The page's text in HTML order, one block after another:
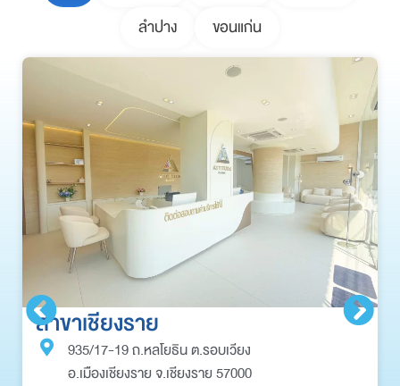
ลำปาง
ขอนแก่น
สาขาเชียงราย
935/17-19 ถ.หลโยธิน ต.รอบเวียง
อ.เมืองเชียงราย จ.เชียงราย 57000